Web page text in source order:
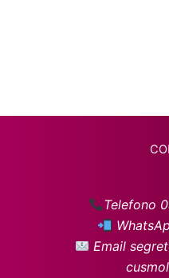
Telefono
Email